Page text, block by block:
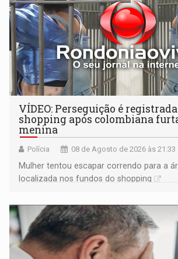
VÍDEO: Perseguição é
shopping após colombiana
menina
Polícia 08 de Agosto de 2026 às 21:33
Mulher tentou escapar correndo para a
localizada nos fundos do shopping